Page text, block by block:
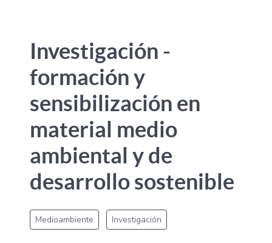
Investigación -
formación y
sensibilización en
material medio
ambiental y de
desarrollo sostenible
Medioambiente Investigación